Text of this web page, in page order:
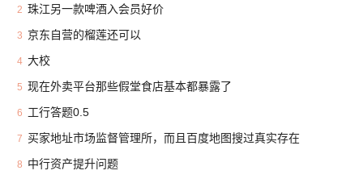
2 珠江另一款啤酒入会员好价
3 京东自营的榴莲还可以
4 大校
5 现在外卖平台那些假堂食店基本都暴露了
6 工行答题0.5
7 买家地址市场监督管理所，而且百度地图搜过真实存在
8 中行资产提升问题